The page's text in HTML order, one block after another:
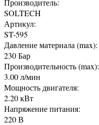
Производитель:
SOLTECH
Артикул:
ST-595
Давление материала (max):
230 Бар
Производительность (max):
3.00 л/мин
Мощность двигателя:
2.20 кВт
Напряжение питания:
220 В